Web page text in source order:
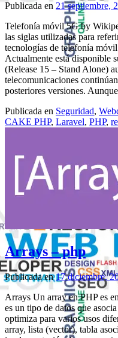
Publicada en 21 septiembre,
Telefonía móvil 5G by
las siglas utilizadas para
tecnologías de telefonía
Actualmente está disponible
(Release 15 – Stand Alone)
telecomunicaciones
posteriores versiones.
Publicada en Seguridad,
CAKE PHP, Laravel, PHP,
Arrays – php
Publicada en17 diciembre,
Arrays Un array en PHP es
es un tipo de datos que
optimiza para varios usos
array, lista (vector), tabla